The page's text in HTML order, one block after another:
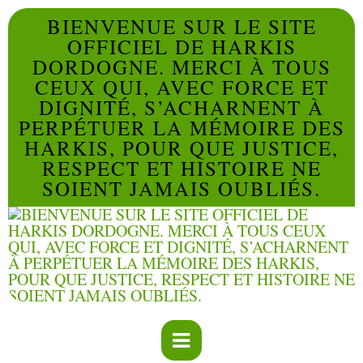
BIENVENUE SUR LE SITE
OFFICIEL DE HARKIS
DORDOGNE. MERCI À TOUS
CEUX QUI, AVEC FORCE ET
DIGNITÉ, S’ACHARNENT À
PERPÉTUER LA MÉMOIRE DES
HARKIS, POUR QUE JUSTICE,
RESPECT ET HISTOIRE NE
SOIENT JAMAIS OUBLIÉS.